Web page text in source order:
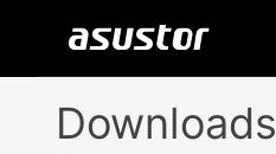
Downloads